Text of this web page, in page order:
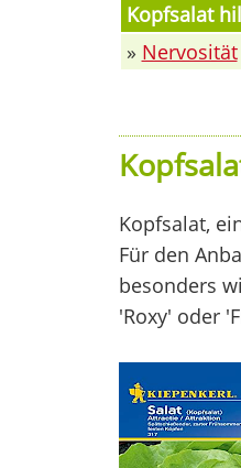
Kopfsalat
» Nervosität
Kopfsalat,
Für den
besonders
'Roxy' oder